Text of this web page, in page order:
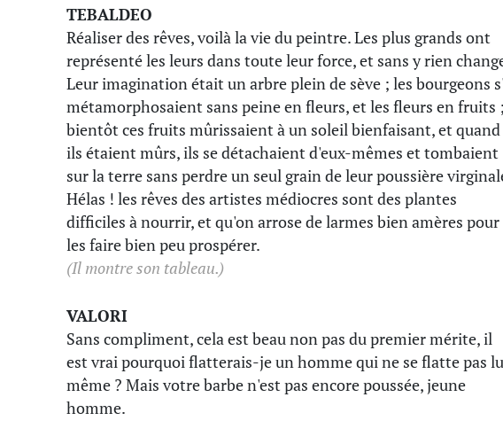
TEBALDEO
Réaliser des rêves, voilà la vie du peintre. Les plus grands ont
représenté les leurs dans toute leur force, et sans y rien
Leur imagination était un arbre plein de sève ; les bourgeons
métamorphosaient sans peine en fleurs, et les fleurs en fruits ;
bientôt ces fruits mûrissaient à un soleil bienfaisant, et quand
ils étaient mûrs, ils se détachaient d'eux-mêmes et tombaient
sur la terre sans perdre un seul grain de leur poussière
Hélas ! les rêves des artistes médiocres sont des plantes
difficiles à nourrir, et qu'on arrose de larmes bien amères pour
les faire bien peu prospérer.
(Il montre son tableau.)
VALORI
Sans compliment, cela est beau non pas du premier mérite, il
est vrai pourquoi flatterais-je un homme qui ne se flatte pas
même ? Mais votre barbe n'est pas encore poussée, jeune
homme.